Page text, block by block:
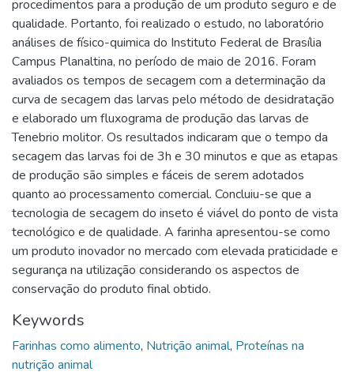
procedimentos para a produção de um produto seguro e de
qualidade. Portanto, foi realizado o estudo, no laboratório
análises de físico-quimica do Instituto Federal de Brasília
Campus Planaltina, no período de maio de 2016. Foram
avaliados os tempos de secagem com a determinação da
curva de secagem das larvas pelo método de desidratação
e elaborado um fluxograma de produção das larvas de
Tenebrio molitor. Os resultados indicaram que o tempo da
secagem das larvas foi de 3h e 30 minutos e que as etapas
de produção são simples e fáceis de serem adotados
quanto ao processamento comercial. Concluiu-se que a
tecnologia de secagem do inseto é viável do ponto de vista
tecnológico e de qualidade. A farinha apresentou-se como
um produto inovador no mercado com elevada praticidade e
segurança na utilização considerando os aspectos de
conservação do produto final obtido.
Keywords
Farinhas como alimento, Nutrição animal, Proteínas na
nutrição animal